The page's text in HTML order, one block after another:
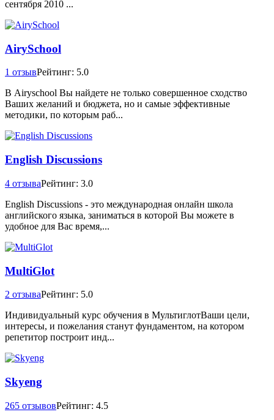
сентября 2010 ...
AirySchool
1 отзывРейтинг: 5.0
В Airyschool Вы найдете не только совершенное сходство
Ваших желаний и бюджета, но и самые эффективные
методики, по которым раб...
English Discussions
4 отзываРейтинг: 3.0
English Discussions - это международная онлайн школа
английского языка, заниматься в которой Вы можете в
удобное для Вас время,...
MultiGlot
2 отзываРейтинг: 5.0
Индивидуальный курс обучения в МультиглотВаши цели,
интересы, и пожелания станут фундаментом, на котором
репетитор построит инд...
Skyeng
265 отзывовРейтинг: 4.5